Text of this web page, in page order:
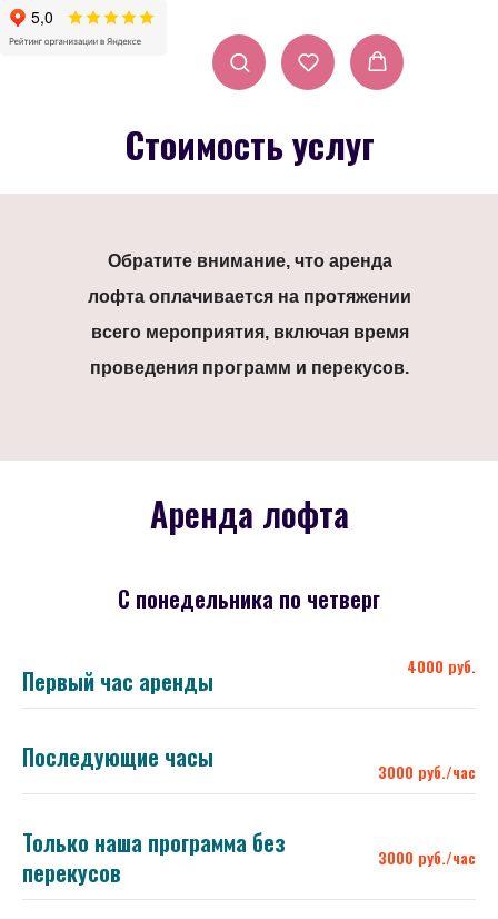
Стоимость услуг
Обратите внимание, что аренда
лофта оплачивается на протяжении
всего мероприятия, включая время
проведения программ и перекусов.
Аренда лофта
С понедельника по четверг
Первый час аренды 4000 руб.
Последующие часы 3000 руб./час
Только наша программа без
перекусов
3000 руб./час